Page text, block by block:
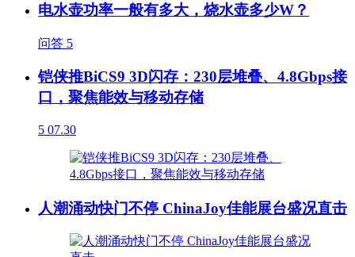
电水壶功率一般有多大，烧水壶多少W？
问答 5
铠侠推BiCS9 3D闪存：230层堆叠、4.8Gbps接
口，聚焦能效与移动存储
5 07.30
人潮涌动快门不停 ChinaJoy佳能展台盛况直击